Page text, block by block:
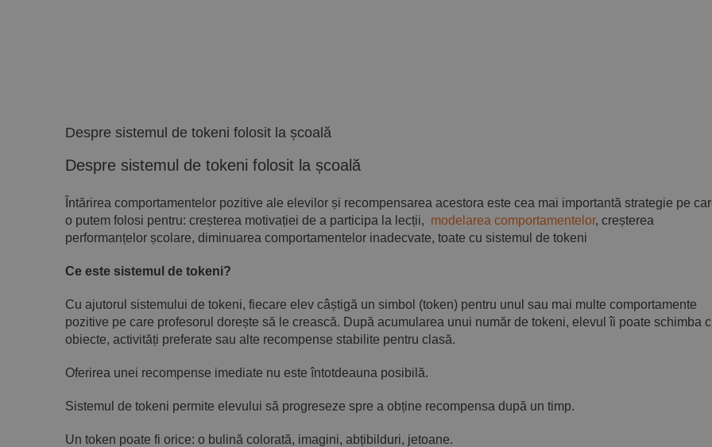
Despre sistemul de tokeni folosit la școală
Despre sistemul de tokeni folosit la școală
Întărirea comportamentelor pozitive ale elevilor și recompensarea acestora este cea mai importantă strategie pe
o putem folosi pentru: creșterea motivației de a participa la lecții, modelarea comportamentelor, creșterea
performanțelor școlare, diminuarea comportamentelor inadecvate, toate cu sistemul de tokeni
Ce este sistemul de tokeni?
Cu ajutorul sistemului de tokeni, fiecare elev câștigă un simbol (token) pentru unul sau mai multe comportamente
pozitive pe care profesorul dorește să le crească. După acumularea unui număr de tokeni, elevul îi poate schimba
obiecte, activități preferate sau alte recompense stabilite pentru clasă.
Oferirea unei recompense imediate nu este întotdeauna posibilă.
Sistemul de tokeni permite elevului să progreseze spre a obține recompensa după un timp.
Un token poate fi orice: o bulină colorată, imagini, abțibilduri, jetoane.